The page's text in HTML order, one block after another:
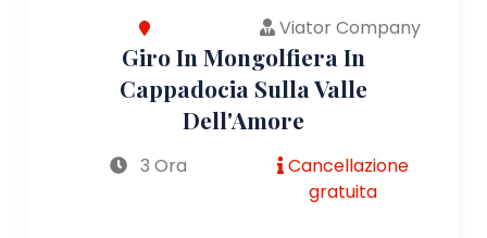
Viator Company
Giro In Mongolfiera In
Cappadocia Sulla Valle
Dell'Amore
3 Ora
Cancellazione
gratuita